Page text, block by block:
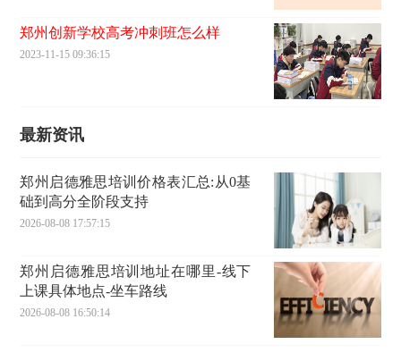
郑州创新学校高考冲刺班怎么样
2023-11-15 09:36:15
最新资讯
郑州启德雅思培训价格表汇总:从0基
础到高分全阶段支持
2026-08-08 17:57:15
郑州启德雅思培训地址在哪里-线下
上课具体地点-坐车路线
2026-08-08 16:50:14